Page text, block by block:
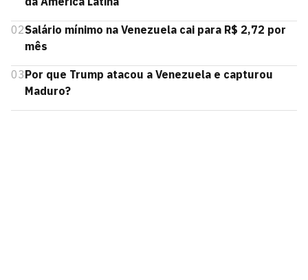
02Salário mínimo na Venezuela cai para R$ 2,72 por
mês
03Por que Trump atacou a Venezuela e capturou
Maduro?